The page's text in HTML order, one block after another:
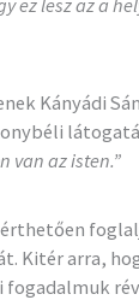
Kányádi
van az isten.”
Kitér arra,
fogadalmuk